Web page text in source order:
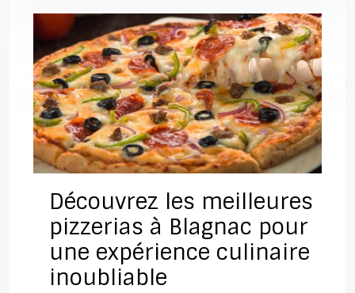
Découvrez les meilleures
pizzerias à Blagnac pour
une expérience culinaire
inoubliable